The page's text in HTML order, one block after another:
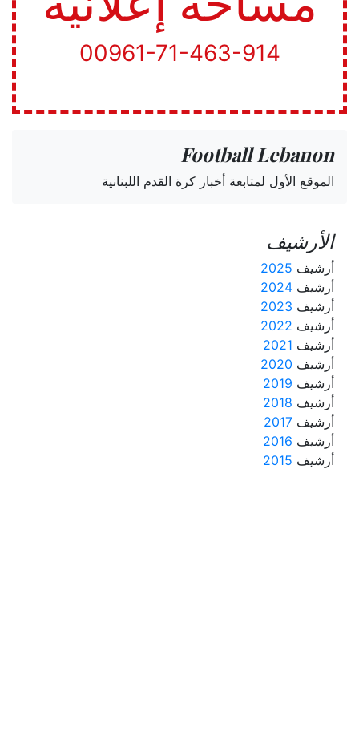
00961-71-463-914
Football Lebanon
الموقع الأول لمتابعة أخبار كرة القدم اللبنانية
الأرشيف
أرشيف 2025
أرشيف 2024
أرشيف 2023
أرشيف 2022
أرشيف 2021
أرشيف 2020
أرشيف 2019
أرشيف 2018
أرشيف 2017
أرشيف 2016
أرشيف 2015